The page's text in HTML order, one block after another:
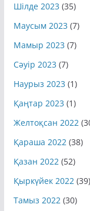
Шілде 2023 (35)
Маусым 2023 (7)
Мамыр 2023 (7)
Сәуір 2023 (7)
Наурыз 2023 (1)
Қаңтар 2023 (1)
Желтоқсан 2022
Қараша 2022(38)
Қазан 2022(52)
Қыркүйек 2022(39)
Тамыз 2022(30)